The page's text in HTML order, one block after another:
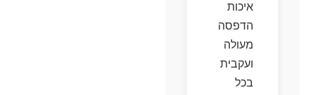
איכות
הדפסה
מעולה
ועקבית
בכל